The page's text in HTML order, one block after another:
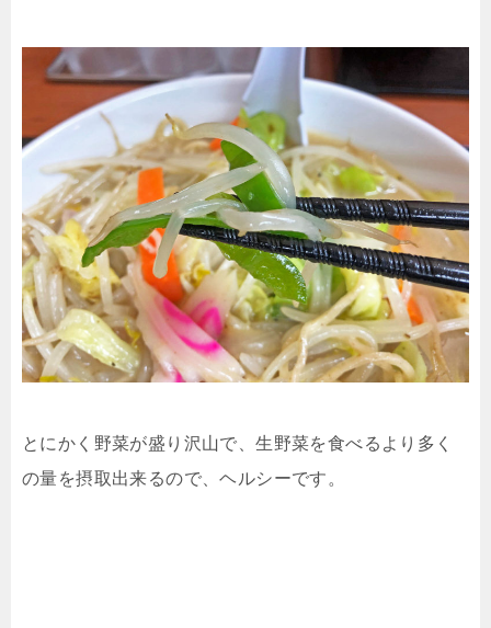
とにかく野菜が盛り沢山で、生野菜を食べるより多く
の量を摂取出来るので、ヘルシーです。